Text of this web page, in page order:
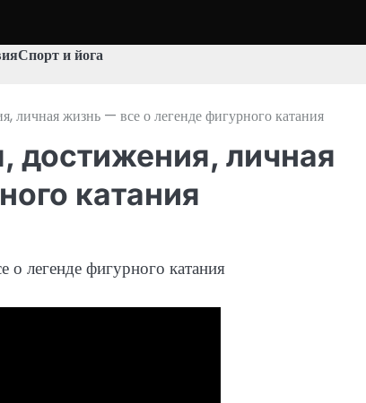
Спорт и йога
личная жизнь — все о легенде фигурного катания
достижения, личная
катания